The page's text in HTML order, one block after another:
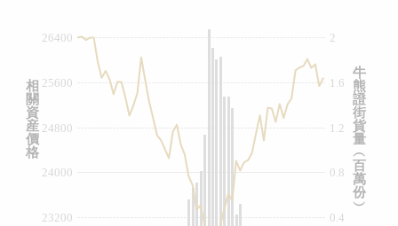
0.4
0.8
1.2
1.6
2
24000
23200
24800
25600
26400
牛
熊
證
街
貨
量
︵
百
萬
份
︶
相
關
資
産
價
格
牛熊證文件及公告
牛熊證文件及公告 (瑞信)
收市競價變化